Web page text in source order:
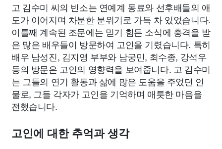
고 김수미 씨의 빈소는 연예계 동료와 선후배들의 애
도가 이어지며 차분한 분위기로 가득 차 있었습니다.
이틀째 계속된 조문에는 믿기 힘든 소식에 충격을 받
은 많은 배우들이 방문하여 고인을 기렸습니다. 특히
배우 남성진, 김지영 부부와 남궁민, 최수종, 강석우
등의 방문은 고인의 영향력을 보여줍니다. 고 김수미
는 그들의 연기 활동과 삶에 많은 도움을 주었던 인
물로, 그들 각자가 고인을 기억하며 애틋한 마음을
전했습니다.
고인에 대한 추억과 생각